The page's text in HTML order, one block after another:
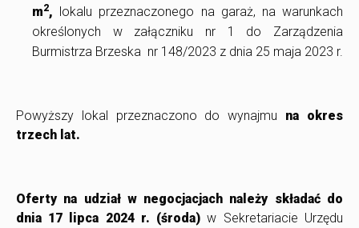
m2, lokalu przeznaczonego na garaż, na warunkach
określonych w załączniku nr 1 do Zarządzenia
Burmistrza Brzeska nr 148/2023 z dnia 25 maja 2023 r.
Powyższy lokal przeznaczono do wynajmu na okres
trzech lat.
Oferty na udział w negocjacjach należy składać do
dnia 17 lipca 2024 r. (środa) w Sekretariacie Urzędu